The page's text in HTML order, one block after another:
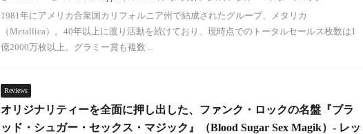
1981年にアメリカ合衆国カリフォルニア州で結成されたグループ、メタリカ
（Metallica）。40年以上に渡り活動を続けており、現時点でのトータルセールス枚数は1
億2000万枚以上。グラミー賞も複数 ...
Reviews
オリジナリティーを全面に押し出した、ファンク・ロックの名盤『ブラ
ッド・シュガー・セックス・マジック』（Blood Sugar Sex Magik）- レッ